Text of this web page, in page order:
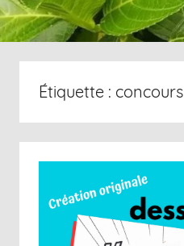
Étiquette : concours